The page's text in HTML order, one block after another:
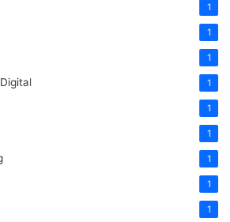
1
1
1
1
1
1
1
1
1